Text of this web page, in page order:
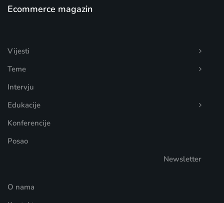
Ecommerce magazin
Vijesti
Teme
Intervju
Edukacije
Konferencije
Posao
Newsletter
O nama